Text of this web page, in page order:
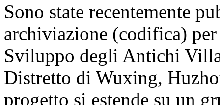
Sono state recentemente
archiviazione (codifica)
Sviluppo degli Antichi
Distretto di Wuxing,
progetto si estende su un